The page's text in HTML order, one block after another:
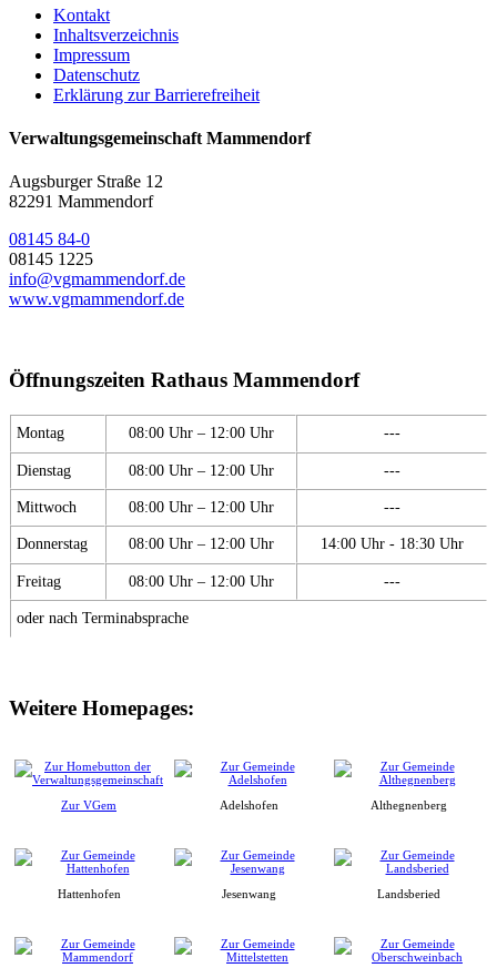
Kontakt
Inhaltsverzeichnis
Impressum
Datenschutz
Erklärung zur Barrierefreiheit
Verwaltungsgemeinschaft Mammendorf
Augsburger Straße 12
82291 Mammendorf
08145 84-0
08145 1225
info@vgmammendorf.de
www.vgmammendorf.de
Öffnungszeiten Rathaus Mammendorf
Montag 08:00 Uhr – 12:00 Uhr ---
Dienstag 08:00 Uhr – 12:00 Uhr ---
Mittwoch 08:00 Uhr – 12:00 Uhr ---
Donnerstag 08:00 Uhr – 12:00 Uhr 14:00 Uhr - 18:30 Uhr
Freitag 08:00 Uhr – 12:00 Uhr ---
oder nach Terminabsprache
Weitere Homepages:
Zur VGem Adelshofen Althegnenberg
Hattenhofen Jesenwang Landsberied